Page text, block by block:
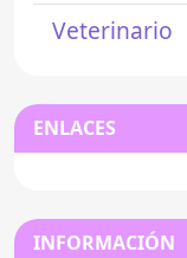
Veterinario
ENLACES
INFORMACIÓN